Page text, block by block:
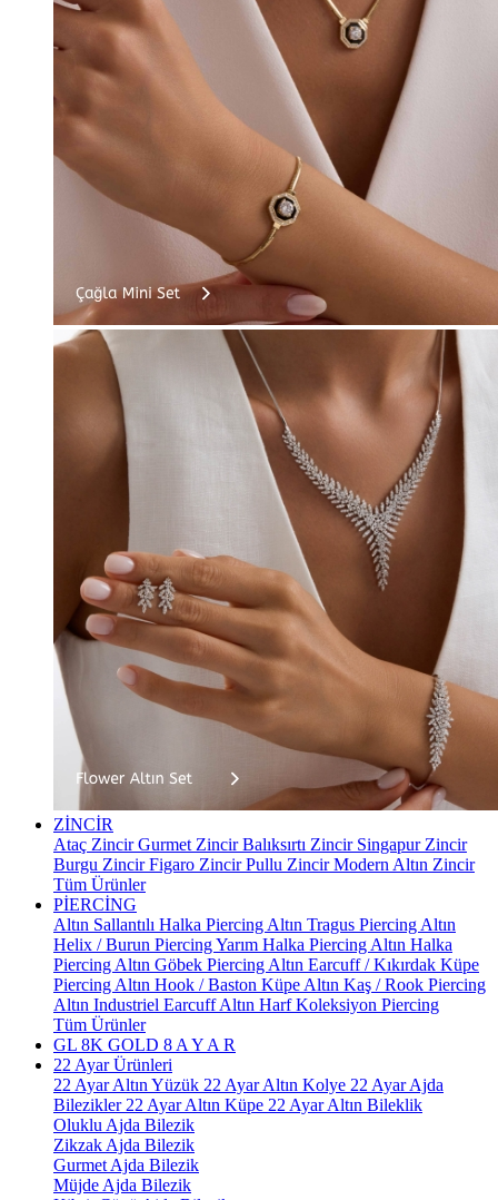
ZİNCİR
Ataç ZincirGurmet ZincirBalıksırtı Zincir Singapur Zincir
Burgu ZincirFigaro ZincirPullu ZincirModern Altın Zincir
Tüm Ürünler
PİERCİNG
Altın Sallantılı Halka Piercing Altın Tragus Piercing Altın
Helix / Burun PiercingYarım Halka Piercing Altın Halka
Piercing Altın Göbek Piercing Altın Earcuff / Kıkırdak Küpe
Piercing Altın Hook / Baston Küpe Altın Kaş / Rook Piercing
Altın Industriel EarcuffAltın Harf Koleksiyon Piercing
Tüm Ürünler
GL 8K GOLD 8 A Y A R
22 Ayar Ürünleri
22 Ayar Altın Yüzük 22 Ayar Altın Kolye 22 Ayar Ajda
Bilezikler 22 Ayar Altın Küpe 22 Ayar Altın Bileklik
Oluklu Ajda Bilezik
Zikzak Ajda Bilezik
Gurmet Ajda Bilezik
Müjde Ajda Bilezik